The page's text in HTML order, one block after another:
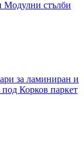
Модулни стълби
за ламиниран и
под Корков паркет